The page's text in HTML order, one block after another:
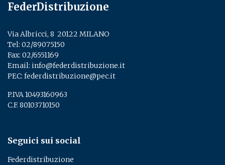
FederDistribuzione
Via Albricci, 8 ­ 20122 MILANO
Tel: 02/89075150
Fax: 02/6551169
Email: info@federdistribuzione.it
PEC: federdistribuzione@pec.it
P.IVA 10493160963
C.F. 80103710150
Seguici sui social
Federdistribuzione